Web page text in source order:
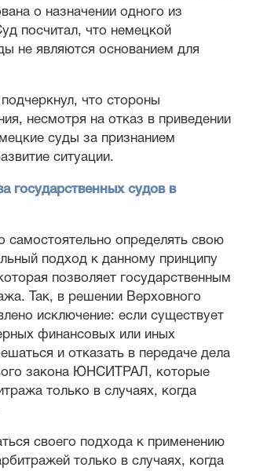
о назначении одного из
посчитал, что немецкой
не являются основанием для
что стороны
несмотря на отказ в приведении
суды за признанием
ситуации.
государственных судов в
самостоятельно определять свою
подход к данному принципу
позволяет государственным
Так, в решении Верховного
исключение: если существует
финансовых или иных
и отказать в передаче дела
закона ЮНСИТРАЛ, которые
только в случаях, когда
своего подхода к применению
только в случаях, когда